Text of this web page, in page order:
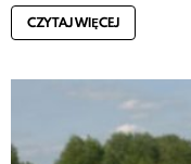
CZYTAJ WIĘCEJ